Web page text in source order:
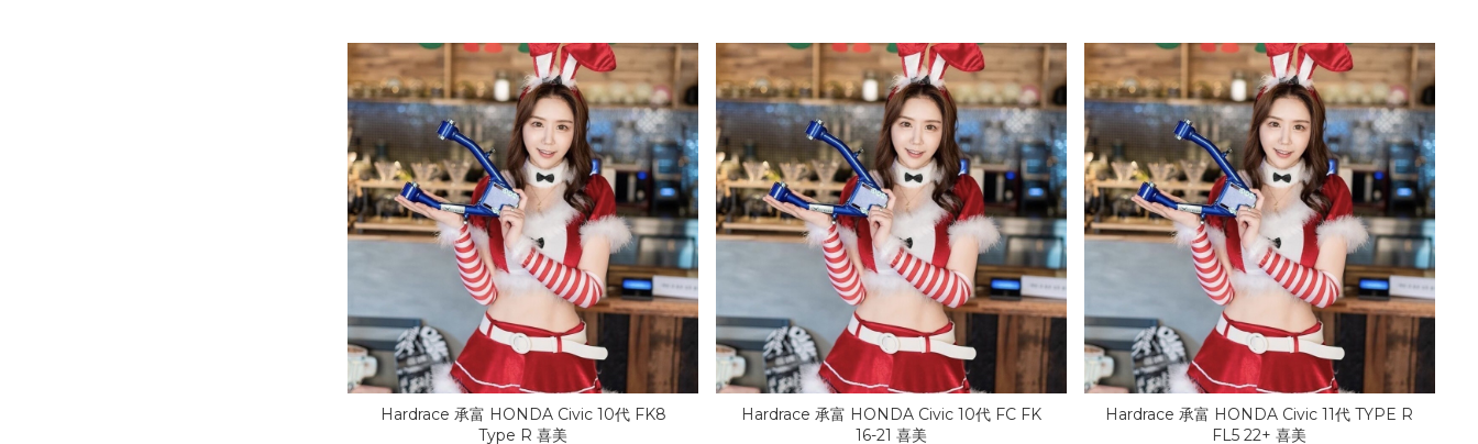
Hardrace 承富 HONDA Civic 10代 FK8
Type R 喜美
Hardrace 承富 HONDA Civic 10代 FC FK
16-21 喜美
Hardrace 承富 HONDA Civic 11代 TYPE R
FL5 22+ 喜美